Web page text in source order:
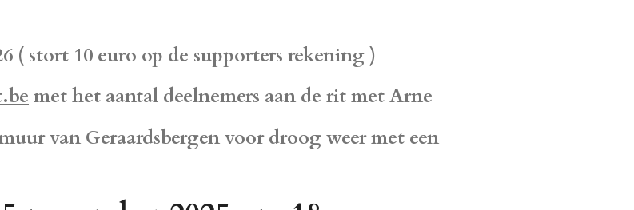
( stort 10 euro op de supporters rekening )
met het aantal deelnemers aan de rit met Arne
van Geraardsbergen voor droog weer met een